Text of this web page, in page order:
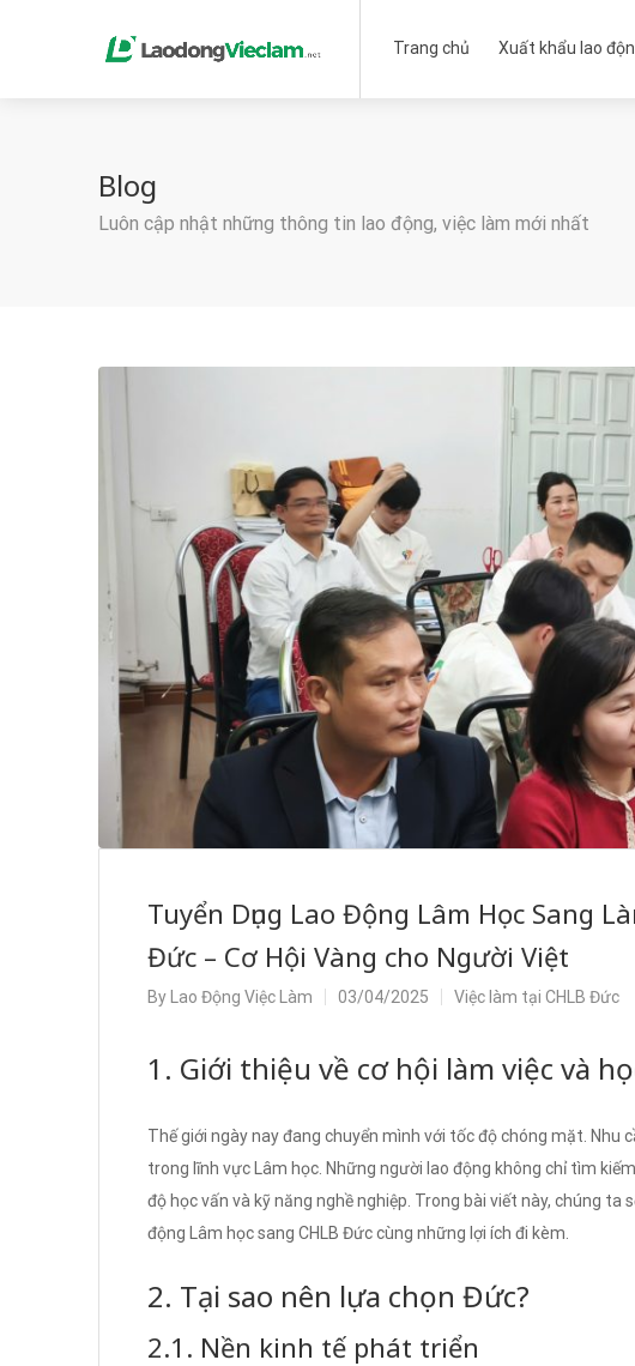
Trang chủ Xuất khẩu lao
Blog
Luôn cập nhật những thông tin lao động, việc làm mới nhất
Tuyển Dụng Lao Động Lâm Học Sang
Đức – Cơ Hội Vàng cho Người Việt
By Lao Động Việc Làm 03/04/2025 Việc làm tại CHLB Đức
1. Giới thiệu về cơ hội làm việc và
Thế giới ngày nay đang chuyển mình với tốc độ chóng mặt. Nhu
trong lĩnh vực Lâm học. Những người lao động không chỉ tìm
độ học vấn và kỹ năng nghề nghiệp. Trong bài viết này, chúng ta
động Lâm học sang CHLB Đức cùng những lợi ích đi kèm.
2. Tại sao nên lựa chọn Đức?
2.1. Nền kinh tế phát triển